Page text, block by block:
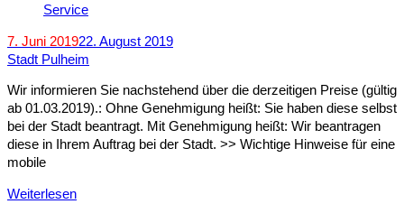
7. Juni 201922. August 2019
Stadt Pulheim
Wir informieren Sie nachstehend über die derzeitigen Preise (gültig
ab 01.03.2019).: Ohne Genehmigung heißt: Sie haben diese selbst
bei der Stadt beantragt. Mit Genehmigung heißt: Wir beantragen
diese in Ihrem Auftrag bei der Stadt. >> Wichtige Hinweise für eine
mobile
Weiterlesen